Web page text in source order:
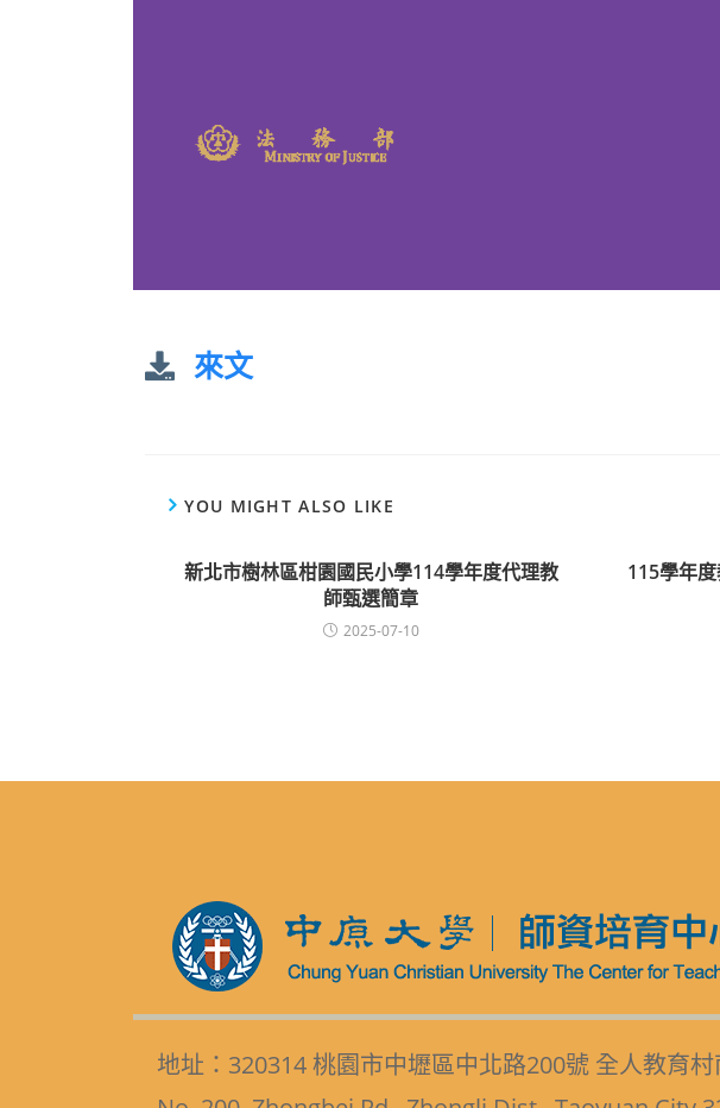
來文
YOU MIGHT ALSO LIKE
新北市樹林區柑園國民小學114學年度代理教
師甄選簡章
2025-07-10
115學年
地址：320314 桃園市中壢區中北路200號 全人教育